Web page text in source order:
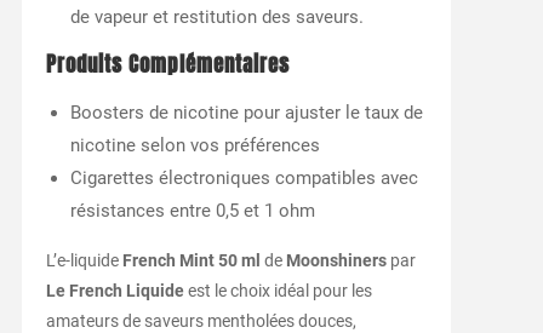
de vapeur et restitution des saveurs.
Produits Complémentaires
Boosters de nicotine pour ajuster le taux de
nicotine selon vos préférences
Cigarettes électroniques compatibles avec
résistances entre 0,5 et 1 ohm
L’e-liquide French Mint 50 ml de Moonshinerspar
Le French Liquideest le choix idéal pour les
amateurs de saveurs mentholées douces,